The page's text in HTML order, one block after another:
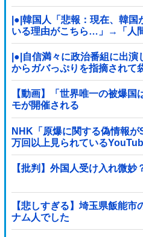
|●|韓国人「悲報：現在、韓
いる理由がこちら…」→「人
（ﾌﾞﾙﾌﾞﾙ」＝韓国の反応
|●|自信満々に政治番組に出
からガバっぷりを指摘され
【動画】「世界唯一の被爆
モが開催される
NHK「原爆に関する偽情報
万回以上見られている
動画では？と話題
【批判】外国人受け入れ微妙
【悲しすぎる】埼玉県飯能市
ナム人でした